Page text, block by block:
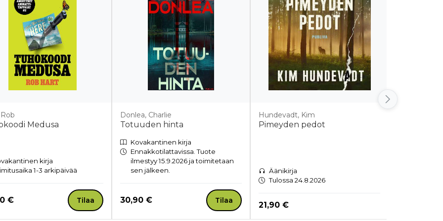
Medusa
kirja
1-3 arkipäivää
nyt
€ Tilaa
Donlea, Charlie
Totuuden hinta
Kovakantinen kirja
Ennakkotilattavissa. Tuote
ilmestyy 15.9.2026 ja toimitetaan
sen jälkeen.
Hinta nyt
30,90 € Tilaa
Hundevadt, Kim
Pimeyden pedot
Äänikirja
Tulossa 24.8.2026
Hinta nyt
21,90 €